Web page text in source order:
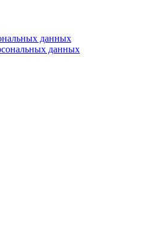
данных
данных